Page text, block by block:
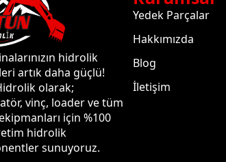
hidrolik
artık daha güçlü!
olarak;
vinç, loader ve tüm
için %100
hidrolik
sunuyoruz.
Yedek Parçalar
Hakkımızda
Blog
İletişim